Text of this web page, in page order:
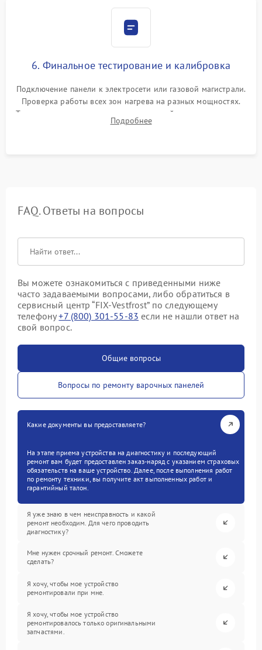
6. Финальное тестирование и калибровка
Подключение панели к электросети или газовой магистрали.
Проверка работы всех зон нагрева на разных мощностях.
Тестирование сенсорного управления, таймера, индикаторов
остаточного тепла и систем защиты от перегрева.
Подробнее
FAQ. Ответы на вопросы
Вы можете ознакомиться с приведенными ниже
часто задаваемыми вопросами, либо обратиться в
сервисный центр “FIX-Vestfrost” по следующему
телефону+7 (800) 301-55-83 если не нашли ответ на
свой вопрос.
Общие вопросы
Вопросы по ремонту варочных панелей
Какие документы вы предоставляете?
На этапе приема устройства на диагностику и последующий
ремонт вам будет предоставлен заказ-наряд с указанием страховых
обязательств на ваше устройство. Далее, после выполнения работ
по ремонту техники, вы получите акт выполненных работ и
гарантийный талон.
Я уже знаю в чем неисправность и какой
ремонт необходим. Для чего проводить
диагностику?
Мне нужен срочный ремонт. Сможете
сделать?
Я хочу, чтобы мое устройство
ремонтировали при мне.
Я хочу, чтобы мое устройство
ремонтировалось только оригинальными
запчастями.